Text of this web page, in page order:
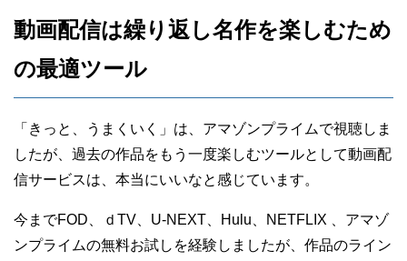
動画配信は繰り返し名作を楽しむため
の最適ツール
「きっと、うまくいく」は、アマゾンプライムで視聴しま
したが、過去の作品をもう一度楽しむツールとして動画配
信サービスは、本当にいいなと感じています。
今までFOD、ｄTV、U-NEXT、Hulu、NETFLIX 、アマゾ
ンプライムの無料お試しを経験しましたが、作品のライン